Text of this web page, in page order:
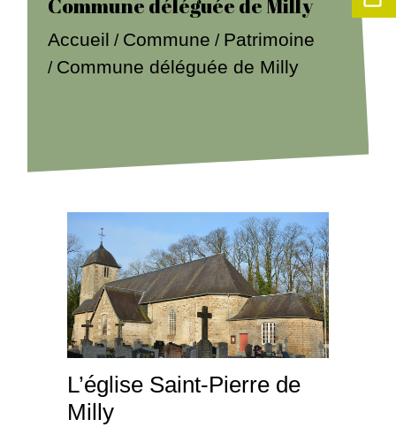
Commune déléguée de Milly
Accueil / Commune / Patrimoine
/ Commune déléguée de Milly
L’église Saint-Pierre de
Milly